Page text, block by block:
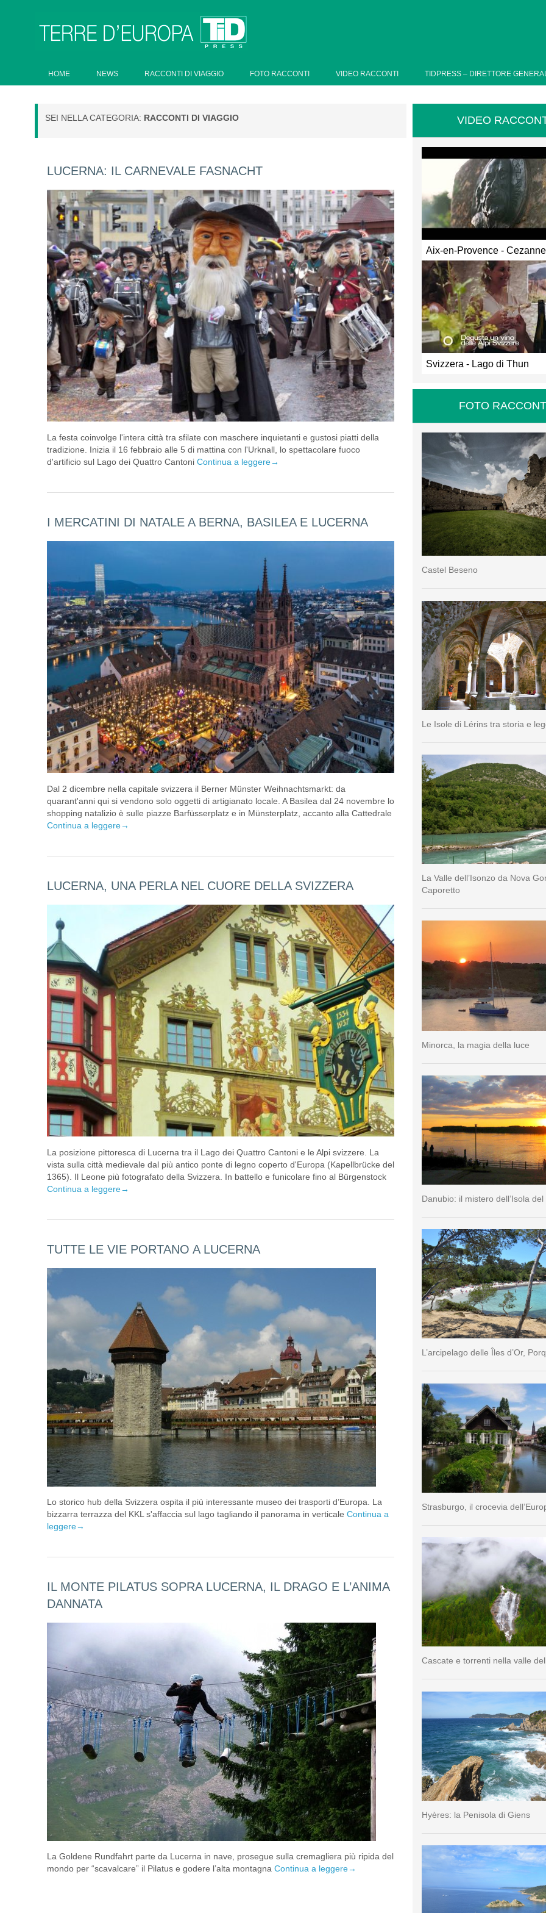
HOME NEWS RACCONTI DI VIAGGIO FOTO RACCONTI VIDEO RACCONTI TIDPRESS – DIRETTORE
SEI NELLA CATEGORIA: RACCONTI DI VIAGGIO
LUCERNA: IL CARNEVALE FASNACHT
La festa coinvolge l'intera città tra sfilate con maschere inquietanti e gustosi piatti della
tradizione. Inizia il 16 febbraio alle 5 di mattina con l'Urknall, lo spettacolare fuoco
d'artificio sul Lago dei Quattro Cantoni Continua a leggere→
I MERCATINI DI NATALE A BERNA, BASILEA E LUCERNA
Dal 2 dicembre nella capitale svizzera il Berner Münster Weihnachtsmarkt: da
quarant'anni qui si vendono solo oggetti di artigianato locale. A Basilea dal 24 novembre lo
shopping natalizio è sulle piazze Barfüsserplatz e in Münsterplatz, accanto alla Cattedrale
Continua a leggere→
LUCERNA, UNA PERLA NEL CUORE DELLA SVIZZERA
La posizione pittoresca di Lucerna tra il Lago dei Quattro Cantoni e le Alpi svizzere. La
vista sulla città medievale dal più antico ponte di legno coperto d'Europa (Kapellbrücke del
1365). Il Leone più fotografato della Svizzera. In battello e funicolare fino al Bürgenstock
Continua a leggere→
TUTTE LE VIE PORTANO A LUCERNA
Lo storico hub della Svizzera ospita il più interessante museo dei trasporti d’Europa. La
bizzarra terrazza del KKL s'affaccia sul lago tagliando il panorama in verticale Continua a
leggere→
IL MONTE PILATUS SOPRA LUCERNA, IL DRAGO E L’ANIMA
DANNATA
La Goldene Rundfahrt parte da Lucerna in nave, prosegue sulla cremagliera più ripida del
mondo per “scavalcare” il Pilatus e godere l’alta montagna Continua a leggere→
VIDEO
Aix-en-Provence -
Svizzera - Lago di Thun
FOTO
Castel Beseno
Le Isole di Lérins tra storia e
La Valle dell’Isonzo da Nova
Caporetto
Minorca, la magia della luce
Danubio: il mistero dell’Isola del
L’arcipelago delle Îles d’Or,
Strasburgo, il crocevia
Cascate e torrenti nella valle
Hyères: la Penisola di Giens